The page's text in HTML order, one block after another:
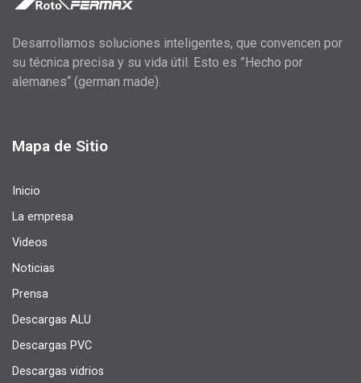
Desarrollamos soluciones inteligentes, que convencen por
su técnica precisa y su vida útil. Esto es ”Hecho por
alemanes“ (german made).
Mapa de Sitio
Inicio
La empresa
Videos
Noticias
Prensa
Descargas ALU
Descargas PVC
Descargas vidrios